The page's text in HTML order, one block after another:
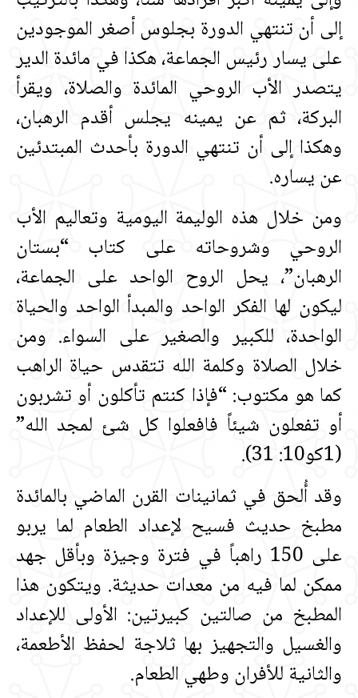
إلى أن تنتهي الدورة بجلوس أصغر الموجودين
على يسار رئيس الجماعة، هكذا في مائدة الدير
يتصدر الأب الروحي المائدة والصلاة، ويقرأ
البركة، ثم عن يمينه يجلس أقدم الرهبان،
وهكذا إلى أن تنتهي الدورة بأحدث المبتدئين
عن يساره‏.‏
ومن خلال هذه الوليمة اليومية وتعاليم الأب
الروحي وشروحاته على كتاب “بستان
الرهبان”، يحل الروح الواحد على الجماعة،
ليكون لها الفكر الواحد والمبدأ الواحد والحياة
الواحدة، للكبير والصغير على السواء‏.‏ ومن
خلال الصلاة وكلمة الله تتقدس حياة الراهب
كما هو مكتوب‏:‏ “فإذا كنتم تأكلون أو تشربون
أو تفعلون شيئاً فافعلوا كل شئ لمجد الله”
‏(‏1كو10‏:‏ 31‏)‏‏.‏
وقد أُلحق في ثمانينات القرن الماضي بالمائدة
مطبخ حديث فسيح لإعداد الطعام لما يربو
على 150 راهباً في فترة وجيزة وبأقل جهد
ممكن لما فيه من معدات حديثة‏.‏ ويتكون هذا
المطبخ من صالتين كبيرتين‏:‏ الأولى للإعداد
والغسيل والتجهيز بها ثلاجة لحفظ الأطعمة،
والثانية للأفران وطهي الطعام‏.‏